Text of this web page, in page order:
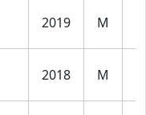
2019 M
2018 M